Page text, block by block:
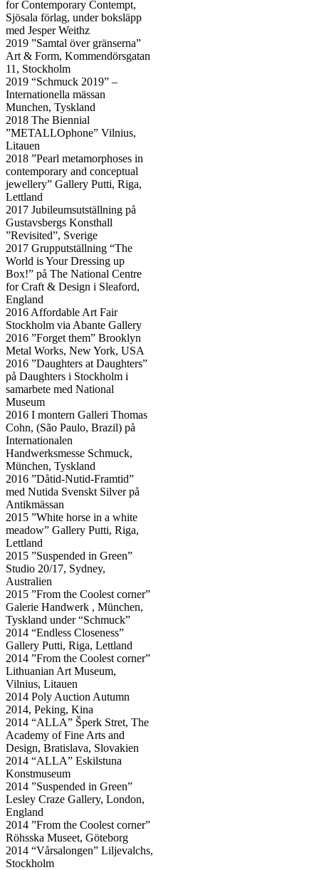
for Contemporary Contempt,
Sjösala förlag, under boksläpp
med Jesper Weithz
2019 ”Samtal över gränserna”
Art & Form, Kommendörsgatan
11, Stockholm
2019 “Schmuck 2019” –
Internationella mässan
Munchen, Tyskland
2018 The Biennial
”METALLOphone” Vilnius,
Litauen
2018 ”Pearl metamorphoses in
contemporary and conceptual
jewellery” Gallery Putti, Riga,
Lettland
2017 Jubileumsutställning på
Gustavsbergs Konsthall
”Revisited”, Sverige
2017 Grupputställning “The
World is Your Dressing up
Box!” på The National Centre
for Craft & Design i Sleaford,
England
2016 Affordable Art Fair
Stockholm via Abante Gallery
2016 ”Forget them” Brooklyn
Metal Works, New York, USA
2016 ”Daughters at Daughters”
på Daughters i Stockholm i
samarbete med National
Museum
2016 I montern Galleri Thomas
Cohn, (São Paulo, Brazil) på
Internationalen
Handwerksmesse Schmuck,
München, Tyskland
2016 ”Dåtid-­Nutid-­Framtid”
med Nutida Svenskt Silver på
Antikmässan
2015 ”White horse in a white
meadow” Gallery Putti, Riga,
Lettland
2015 ”Suspended in Green”
Studio 20/17, Sydney,
Australien
2015 ”From the Coolest corner”
Galerie Handwerk , München,
Tyskland under “Schmuck”
2014 “Endless Closeness”
Gallery Putti, Riga, Lettland
2014 ”From the Coolest corner”
Lithuanian Art Museum,
Vilnius, Litauen
2014 Poly Auction Autumn
2014, Peking, Kina
2014 “ALLA” Šperk Stret, The
Academy of Fine Arts and
Design, Bratislava, Slovakien
2014 “ALLA” Eskilstuna
Konstmuseum
2014 ”Suspended in Green”
Lesley Craze Gallery, London,
England
2014 ”From the Coolest corner”
Röhsska Museet, Göteborg
2014 “Vårsalongen” Liljevalchs,
Stockholm